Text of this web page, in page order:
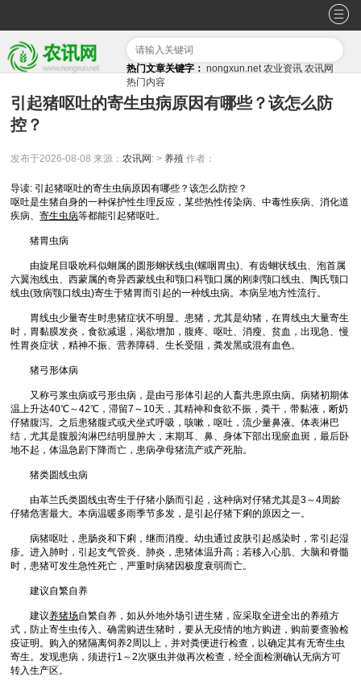
热门文章关键字： nongxun.net 农业资讯 农讯网
热门内容
引起猪呕吐的寄生虫病原因有哪些？该怎么防
控？
发布于2026-08-08 来源：农讯网 : >养殖 作者：
导读: 引起猪呕吐的寄生虫病原因有哪些？该怎么防控？
呕吐是生猪自身的一种保护性生理反应，某些热性传染病、中毒性疾病、消化道
疾病、寄生虫病等都能引起猪呕吐。
猪胃虫病
由旋尾目吸吮科似蛔属的圆形蛔状线虫(螺咽胃虫)、有齿蛔状线虫、泡首属
六翼泡线虫、西蒙属的奇异西蒙线虫和颚口科颚口属的刚刺颚口线虫、陶氏颚口
线虫(致病颚口线虫)寄生于猪胃而引起的一种线虫病。本病呈地方性流行。
胃线虫少量寄生时患猪症状不明显。患猪，尤其是幼猪，在胃线虫大量寄生
时，胃黏膜发炎，食欲减退，渴欲增加，腹疼、呕吐、消瘦、贫血，出现急、慢
性胃炎症状，精神不振、营养障碍、生长受阻，粪发黑或混有血色。
猪弓形体病
又称弓浆虫病或弓形虫病，是由弓形体引起的人畜共患原虫病。病猪初期体
温上升达40℃～42℃，滞留7～10天，其精神和食欲不振，粪干，带黏液，断奶
仔猪腹泻。之后患猪腹式或犬坐式呼吸，咳嗽，呕吐，流少量鼻液。体表淋巴
结，尤其是腹股沟淋巴结明显肿大，末期耳、鼻、身体下部出现瘀血斑，最后卧
地不起，体温急剧下降而亡，患病孕母猪流产或产死胎。
猪类圆线虫病
由革兰氏类圆线虫寄生于仔猪小肠而引起，这种病对仔猪尤其是3～4周龄
仔猪危害最大。本病温暖多雨季节多发，是引起仔猪下痢的原因之一。
病猪呕吐，患肠炎和下痢，继而消瘦。幼虫通过皮肤引起感染时，常引起湿
疹。进入肺时，引起支气管炎、肺炎，患猪体温升高；若移入心肌、大脑和脊髓
时，患猪可发生急性死亡，严重时病猪因极度衰弱而亡。
建议自繁自养
建议养猪场自繁自养，如从外地外场引进生猪，应采取全进全出的养殖方
式，防止寄生虫传入。确需购进生猪时，要从无疫情的地方购进，购前要查验检
疫证明。购入的猪隔离饲养2周以上，并对粪便进行检查，以确定其有无寄生虫
寄生。发现患病，须进行1～2次驱虫并做再次检查，经全面检测确认无病方可
转入生产区。